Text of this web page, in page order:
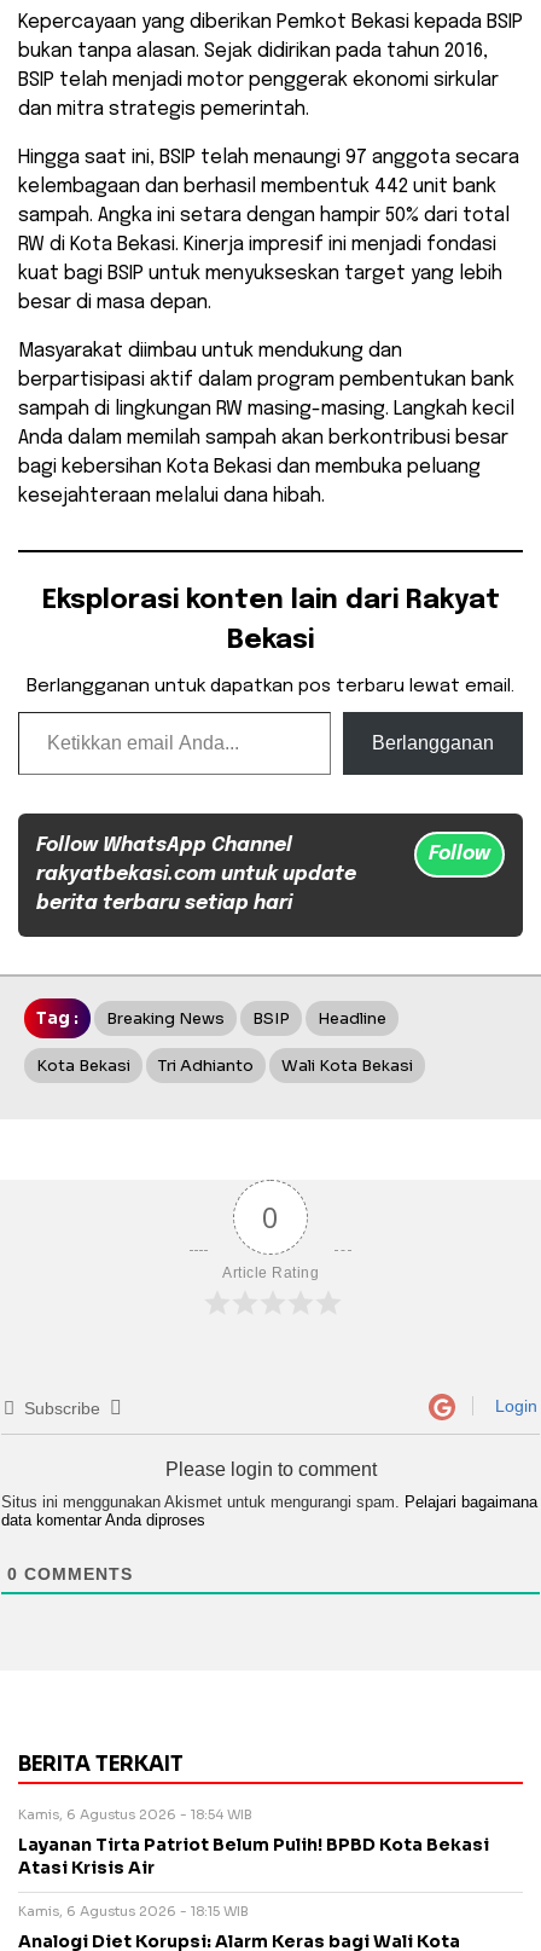
​Kepercayaan yang diberikan Pemkot Bekasi kepada BSIP
bukan tanpa alasan. Sejak didirikan pada tahun 2016,
BSIP telah menjadi motor penggerak ekonomi sirkular
dan mitra strategis pemerintah.
​Hingga saat ini, BSIP telah menaungi 97 anggota secara
kelembagaan dan berhasil membentuk 442 unit bank
sampah. Angka ini setara dengan hampir 50% dari total
RW di Kota Bekasi. Kinerja impresif ini menjadi fondasi
kuat bagi BSIP untuk menyukseskan target yang lebih
besar di masa depan.
​Masyarakat diimbau untuk mendukung dan
berpartisipasi aktif dalam program pembentukan bank
sampah di lingkungan RW masing-masing. Langkah kecil
Anda dalam memilah sampah akan berkontribusi besar
bagi kebersihan Kota Bekasi dan membuka peluang
kesejahteraan melalui dana hibah.
Eksplorasi konten lain dari Rakyat
Bekasi
Berlangganan untuk dapatkan pos terbaru lewat email.
Ketikkan email Anda...
Berlangganan
Follow WhatsApp Channel
rakyatbekasi.com untuk update
berita terbaru setiap hari
Follow
Tag : Breaking News BSIP Headline
Kota Bekasi Tri Adhianto Wali Kota Bekasi
0
Article Rating
Subscribe Login
Please login to comment
Situs ini menggunakan Akismet untuk mengurangi spam. Pelajari bagaimana
data komentar Anda diproses
0 COMMENTS
BERITA TERKAIT
Kamis, 6 Agustus 2026 - 18:54 WIB
Layanan Tirta Patriot Belum Pulih! BPBD Kota Bekasi
Atasi Krisis Air
Kamis, 6 Agustus 2026 - 18:15 WIB
Analogi Diet Korupsi: Alarm Keras bagi Wali Kota